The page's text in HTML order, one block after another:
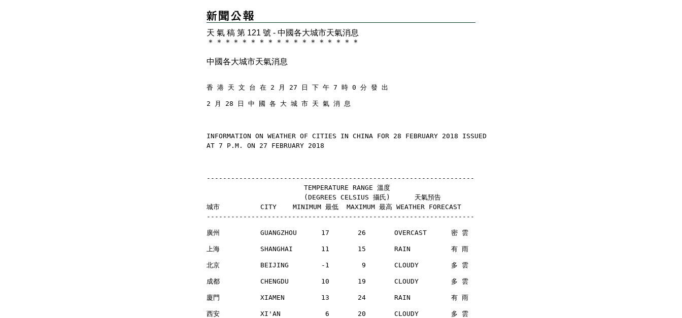
天 氣 稿 第 121 號 - 中國各大城市天氣消息
＊
＊ ＊ ＊ ＊ ＊ ＊ ＊ ＊ ＊ ＊ ＊ ＊ ＊ ＊ ＊ ＊ ＊
中國各大城市天氣消息
香 港 天 文 台 在 2 月 27 日 下 午 7 時 0 分 發 出
2 月 28 日 中 國 各 大 城 市 天 氣 消 息
INFORMATION ON WEATHER OF CITIES IN CHINA FOR 28 FEBRUARY 2018 ISSUED
AT 7 P.M. ON 27 FEBRUARY 2018
------------------------------------------------------------------
                        TEMPERATURE RANGE 溫度
                        (DEGREES CELSIUS 攝氏)      天氣預告
城市          CITY    MINIMUM 最低  MAXIMUM 最高 WEATHER FORECAST
------------------------------------------------------------------
廣州          GUANGZHOU      17       26       OVERCAST      密 雲
上海          SHANGHAI       11       15       RAIN          有 雨
北京          BEIJING        -1        9       CLOUDY        多 雲
成都          CHENGDU        10       19       CLOUDY        多 雲
廈門          XIAMEN         13       24       RAIN          有 雨
西安          XI'AN           6       20       CLOUDY        多 雲